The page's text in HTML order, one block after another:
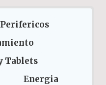
Perifericos
Tablets
Energia